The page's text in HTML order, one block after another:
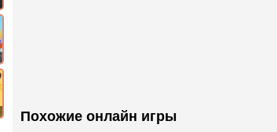
Похожие онлайн игры